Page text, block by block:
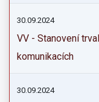
30.09.2024
VV - Stanovení
komunikacích
30.09.2024